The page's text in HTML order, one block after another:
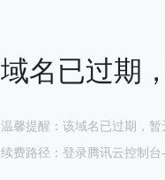
域名已过期
温馨提醒：该域名已过期，
续费路径：登录腾讯云控制